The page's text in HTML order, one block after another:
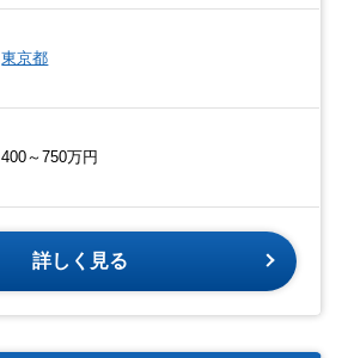
東京都
400～750万円
詳しく見る